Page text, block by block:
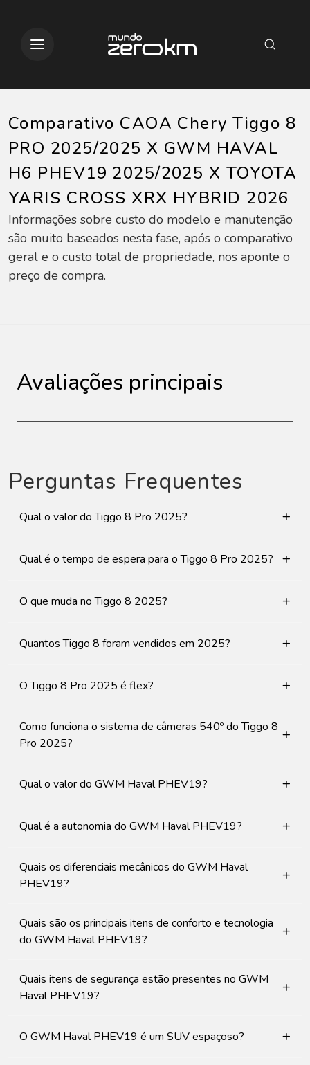
Comparativo CAOA Chery Tiggo 8
PRO 2025/2025 X GWM HAVAL
H6 PHEV19 2025/2025 X TOYOTA
YARIS CROSS XRX HYBRID 2026
Informações sobre custo do modelo e manutenção
são muito baseados nesta fase, após o comparativo
geral e o custo total de propriedade, nos aponte o
preço de compra.
Avaliações principais
Perguntas Frequentes
Qual o valor do Tiggo 8 Pro 2025? +
Qual é o tempo de espera para o Tiggo 8 Pro 2025? +
O que muda no Tiggo 8 2025? +
Quantos Tiggo 8 foram vendidos em 2025? +
O Tiggo 8 Pro 2025 é flex? +
Como funciona o sistema de câmeras 540º do Tiggo 8
Pro 2025?
+
Qual o valor do GWM Haval PHEV19? +
Qual é a autonomia do GWM Haval PHEV19? +
Quais os diferenciais mecânicos do GWM Haval
PHEV19?
+
Quais são os principais itens de conforto e tecnologia
do GWM Haval PHEV19?
+
Quais itens de segurança estão presentes no GWM
Haval PHEV19?
+
O GWM Haval PHEV19 é um SUV espaçoso? +